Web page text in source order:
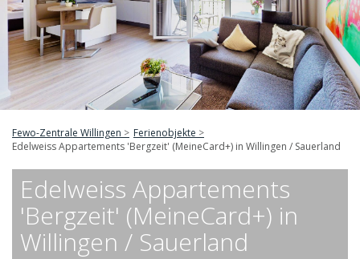
Fewo-Zentrale Willingen
Ferienobjekte
Edelweiss Appartements 'Bergzeit' (MeineCard+) in Willingen / Sauerland
Edelweiss Appartements
'Bergzeit' (MeineCard+) in
Willingen / Sauerland